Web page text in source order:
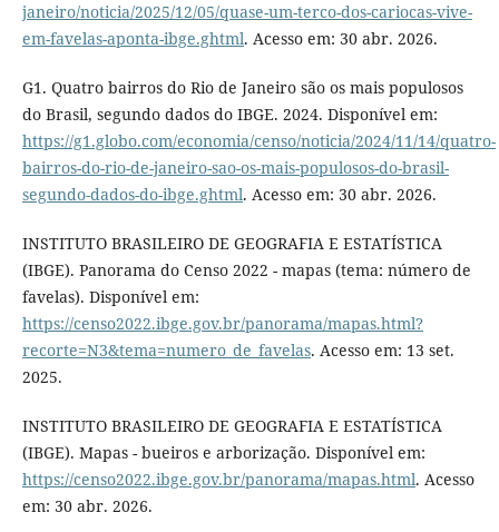
janeiro/noticia/2025/12/05/quase-um-terco-dos-cariocas-vive-
em-favelas-aponta-ibge.ghtml. Acesso em: 30 abr. 2026.
G1. Quatro bairros do Rio de Janeiro são os mais populosos
do Brasil, segundo dados do IBGE. 2024. Disponível em:
https://g1.globo.com/economia/censo/noticia/2024/11/14/quatro-
bairros-do-rio-de-janeiro-sao-os-mais-populosos-do-brasil-
segundo-dados-do-ibge.ghtml. Acesso em: 30 abr. 2026.
INSTITUTO BRASILEIRO DE GEOGRAFIA E ESTATÍSTICA
(IBGE). Panorama do Censo 2022 - mapas (tema: número de
favelas). Disponível em:
https://censo2022.ibge.gov.br/panorama/mapas.html?
recorte=N3&tema=numero_de_favelas. Acesso em: 13 set.
2025.
INSTITUTO BRASILEIRO DE GEOGRAFIA E ESTATÍSTICA
(IBGE). Mapas - bueiros e arborização. Disponível em:
https://censo2022.ibge.gov.br/panorama/mapas.html. Acesso
em: 30 abr. 2026.